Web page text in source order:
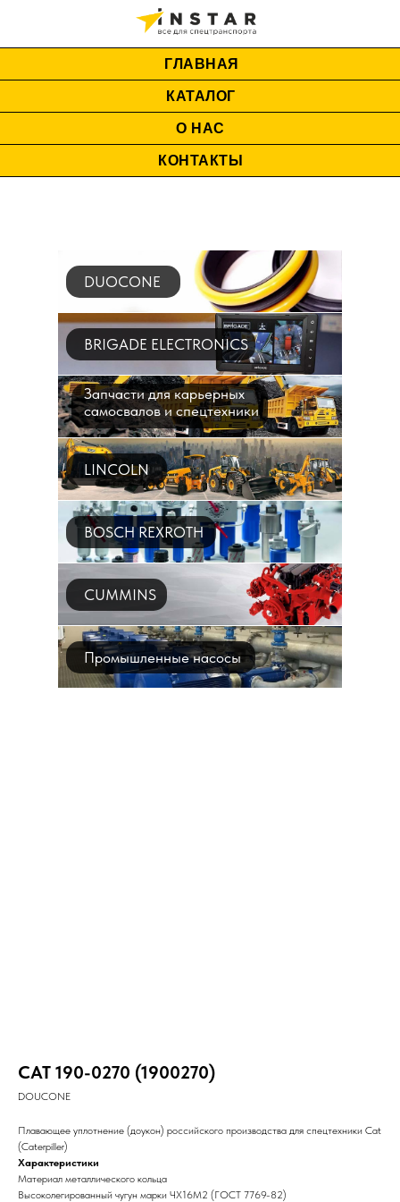
ГЛАВНАЯ
КАТАЛОГ
О НАС
КОНТАКТЫ
DUOCONE
BRIGADE ELECTRONICS
Запчасти для карьерных
самосвалов и спецтехники
LINCOLN
BOSCH REXROTH
CUMMINS
Промышленные насосы
CAT 190-0270 (1900270)
DOUCONE
Плавающее уплотнение (доукон) российского производства для спецтехники Cat
(Caterpiller)
Характеристики
Материал металлического кольца
Высоколегированный чугун марки ЧХ16М2 (ГОСТ 7769-82)